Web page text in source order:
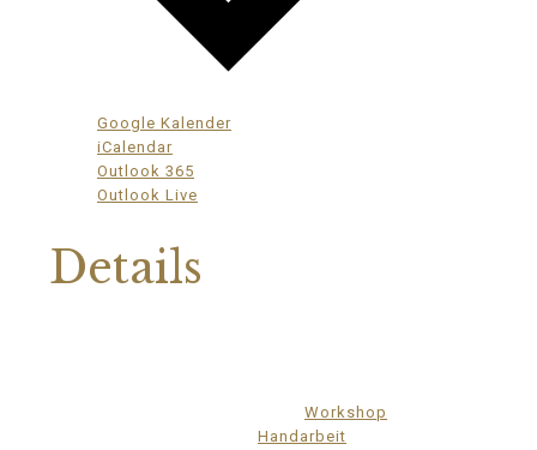
Google Kalender
iCalendar
Outlook 365
Outlook Live
Details
Workshop
Handarbeit